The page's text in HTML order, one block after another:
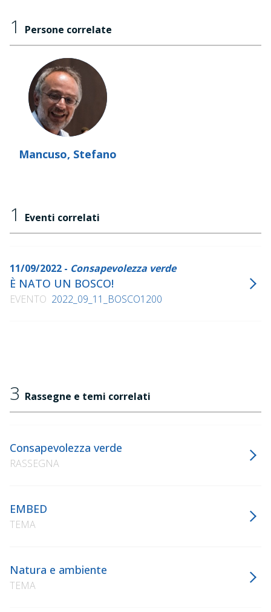
1 Persone correlate
Mancuso, Stefano
1 Eventi correlati
11/09/2022 - Consapevolezza verde
È NATO UN BOSCO!
EVENTO 2022_09_11_BOSCO1200
3 Rassegne e temi correlati
Consapevolezza verde
RASSEGNA
EMBED
TEMA
Natura e ambiente
TEMA